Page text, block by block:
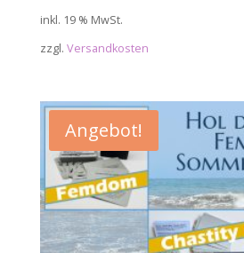
inkl. 19 % MwSt.
zzgl. Versandkosten
Angebot!